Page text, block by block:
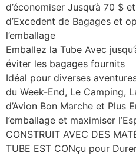
d’économiser Jusqu’à 70 $
d’Excedent de Bagages et
l’emballage
Emballez la Tube Avec
éviter les bagages fournits
Idéal pour diverses
du Week-End, Le Camping,
d’Avion Bon Marche et Plus
l’emballage et maximiser
CONSTRUIT AVEC DES
TUBE EST CONçu pour